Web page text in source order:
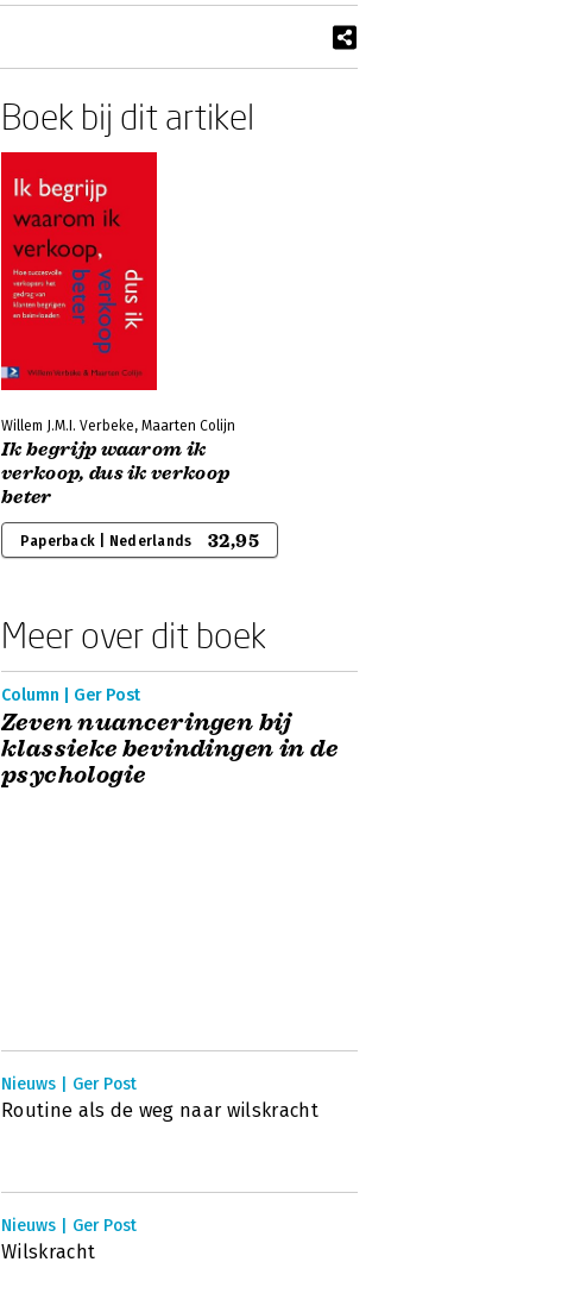
Boek bij dit artikel
Willem J.M.I. Verbeke, Maarten Colijn
Ik begrijp waarom ik
verkoop, dus ik verkoop
beter
Paperback | Nederlands 32,95
Meer over dit boek
Column | Ger Post
Zeven nuanceringen bij
klassieke bevindingen in de
psychologie
Nieuws | Ger Post
Routine als de weg naar wilskracht
Nieuws | Ger Post
Wilskracht